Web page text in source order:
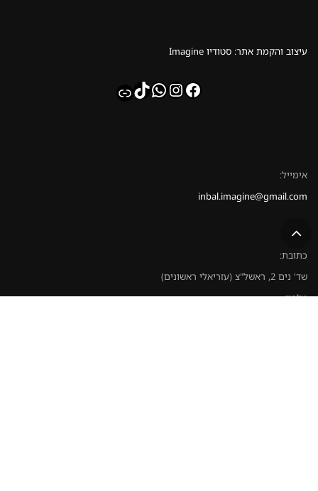
עיצוב והקמת אתר: סטודיו Imagine
Facebook
Instagram
whatsapp
TikTok
Link
אימייל:
inbal.imagine@gmail.com
כתובת:
שד' נים 2, ראשל"צ (עזריאלי ראשונים)
טלפון: